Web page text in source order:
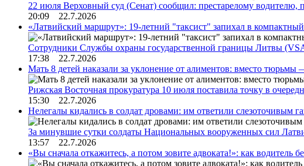
22 июля Верховный суд (Сенат) сообщил: престарелому водителю,
20:09 22.7.2026
«Латвийский маршрут»: 19-летний "таксист" запихал в компактный
Сотрудники Службы охраны государственной границы Литвы
17:38 22.7.2026
Мать 8 детей наказали за уклонение от алиментов: вместо
Рижская Восточная прокуратура 10 июля поставила точку в
15:30 22.7.2026
Нелегалы кидались в солдат дровами: им ответили слезоточивым
За минувшие сутки солдаты Национальных вооруженных сил
13:57 22.7.2026
«Вы сначала откажитесь, а потом зовите адвоката!»: как водитель